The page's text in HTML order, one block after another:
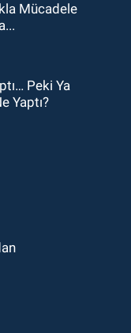
Mücadele
Ya
Yaptı?